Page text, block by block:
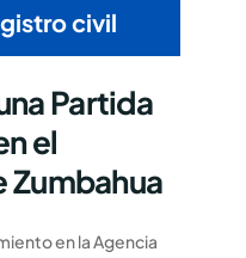
civil
Partida
el
Zumbahua
en la Agencia